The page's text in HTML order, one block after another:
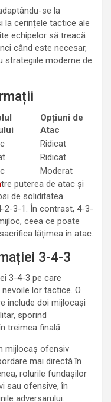
se la
la cerințele tactice ale
echipelor să treacă
când este necesar,
strategiile moderne de
Opțiuni de
Atac
Ridicat
Ridicat
Moderat
tre puterea de atac și
de soliditatea
2-3-1. În contrast, 4-3-
ceea ce poate
lățimea în atac.
3-4-3
3-4-3 pe care
lor tactice. O
include doi mijlocași
sporind
treimea finală.
mijlocaș ofensiv
mai directă în
rolurile fundașilor
sau ofensive, în
adversarului.